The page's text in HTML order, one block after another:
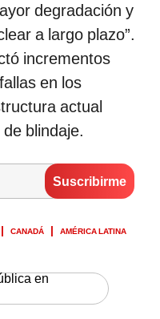
degradación y
a largo plazo”.
incrementos
en los
actual
blindaje.
CANADÁ
AMÉRICA LATINA
en